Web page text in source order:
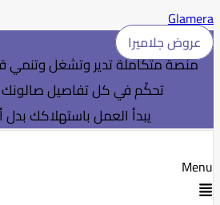
Glamera
عروض جلاميرا
منصة متكاملة تدير وتشغل وتنمي
تحكّم في كل تفاصيل
يبدأ العمل باستهلاكك
Menu